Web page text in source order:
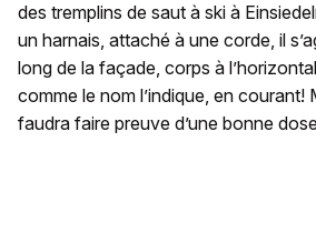
des tremplins de saut à ski à
un harnais, attaché à une corde, il
long de la façade, corps à
comme le nom l’indique, en courant!
faudra faire preuve d’une bonne